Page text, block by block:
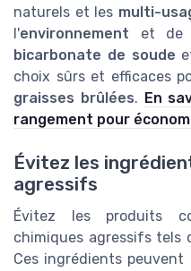
naturels et les multi-
l'environnement et de
bicarbonate de soude
choix sûrs et efficaces
graisses brûlées. En
rangement pour
Évitez les
agressifs
Évitez les produits
chimiques agressifs tels
Ces ingrédients peuvent